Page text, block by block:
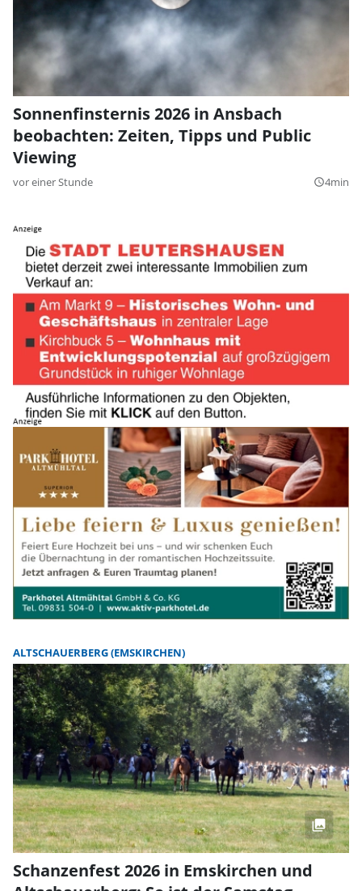
Sonnenfinsternis 2026 in Ansbach
beobachten: Zeiten, Tipps und Public
Viewing
vor einer Stunde query_builder4min
ALTSCHAUERBERG (EMSKIRCHEN)
Schanzenfest 2026 in Emskirchen und